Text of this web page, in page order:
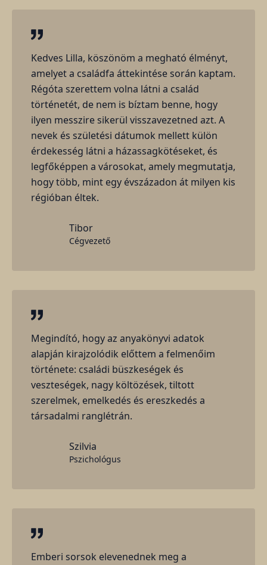
Kedves Lilla, köszönöm a megható élményt,
amelyet a családfa áttekintése során kaptam.
Régóta szerettem volna látni a család
történetét, de nem is bíztam benne, hogy
ilyen messzire sikerül visszavezetned azt. A
nevek és születési dátumok mellett külön
érdekesség látni a házassagkötéseket, és
legfőképpen a városokat, amely megmutatja,
hogy több, mint egy évszázadon át milyen kis
régióban éltek.
Tibor
Cégvezető
Megindító, hogy az anyakönyvi adatok
alapján kirajzolódik előttem a felmenőim
története: családi büszkeségek és
veszteségek, nagy költözések, tiltott
szerelmek, emelkedés és ereszkedés a
társadalmi ranglétrán.
Szilvia
Pszichológus
Emberi sorsok elevenednek meg a